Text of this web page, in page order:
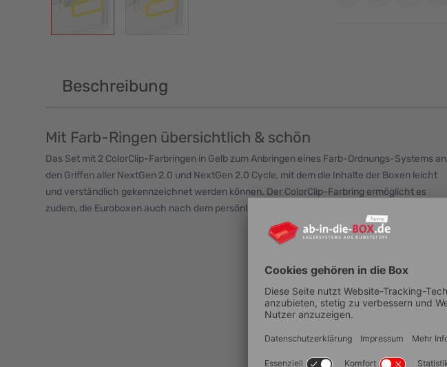
Beschreibung
Mit Farb-Ringen übersichtlich & schön
Das Set mit 2 ColorClip-Farbringen in Gelb zum Anbringen eines Farb-Ordnungs-Systems an
den Griffen aller NextGen 2.0 und NextGen 2.0 Cycle, mit dem die Inhalte der Boxen leicht
und verständlich gekennzeichnet werden können. Der ColorClip-Farbring ermöglicht es
zudem, die Euroboxen auch nach dem persönlichen Geschmack farblich zu gestalten.